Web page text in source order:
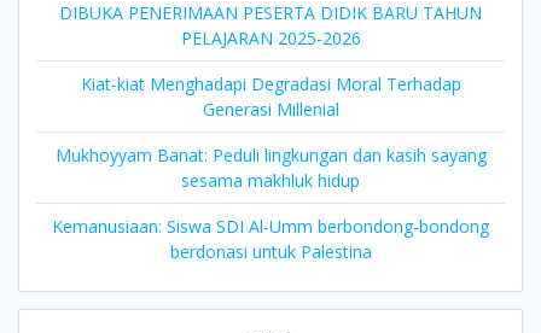
DIBUKA PENERIMAAN PESERTA DIDIK BARU TAHUN
PELAJARAN 2025-2026
Kiat-kiat Menghadapi Degradasi Moral Terhadap
Generasi Millenial
Mukhoyyam Banat: Peduli lingkungan dan kasih sayang
sesama makhluk hidup
Kemanusiaan: Siswa SDI Al-Umm berbondong-bondong
berdonasi untuk Palestina